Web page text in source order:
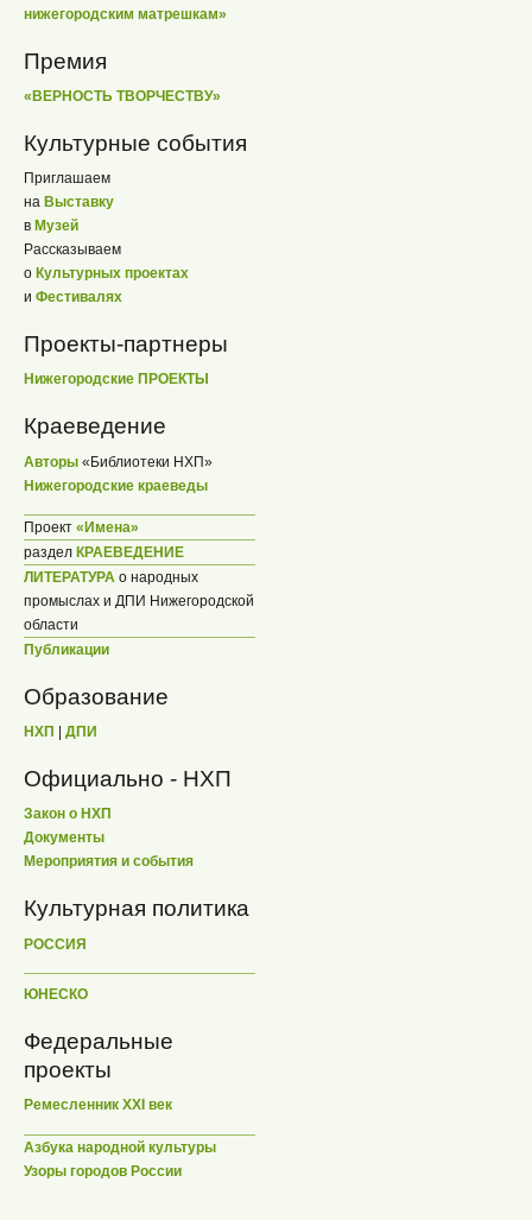
нижегородским матрешкам»
Премия
«ВЕРНОСТЬ ТВОРЧЕСТВУ»
Культурные события
Приглашаем
на Выставку
в Музей
Рассказываем
о Культурных проектах
и Фестивалях
Проекты-партнеры
Нижегородские ПРОЕКТЫ
Краеведение
Авторы «Библиотеки НХП»
Нижегородские краеведы
Проект «Имена»
раздел КРАЕВЕДЕНИЕ
ЛИТЕРАТУРА о народных
промыслах и ДПИ Нижегородской
области
Публикации
Образование
НХП ДПИ
Официально - НХП
Закон о НХП
Документы
Мероприятия и события
Культурная политика
РОССИЯ
ЮНЕСКО
Федеральные
проекты
Ремесленник XXI век
Азбука народной культуры
Узоры городов России